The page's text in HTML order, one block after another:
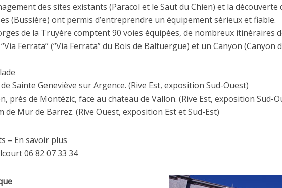
des sites existants (Paracol et le Saut du Chien) et la découverte
(Bussière) ont permis d’entreprendre un équipement sérieux et fiable.
de la Truyère comptent 90 voies équipées, de nombreux itinéraires
Ferrata” (“Via Ferrata” du Bois de Baltuergue) et un Canyon (Canyon
Sainte Geneviève sur Argence. (Rive Est, exposition Sud-Ouest)
près de Montézic, face au chateau de Vallon. (Rive Est, exposition Sud-
de Mur de Barrez. (Rive Ouest, exposition Est et Sud-Est)
– En savoir plus
06 82 07 33 34